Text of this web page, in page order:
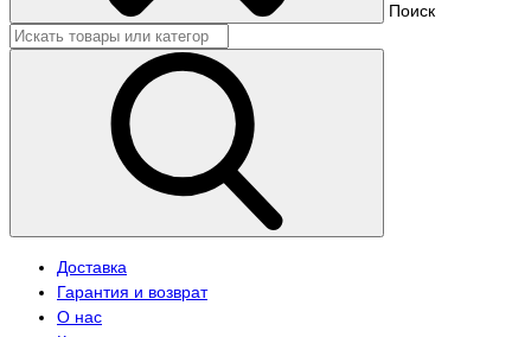
Поиск
Доставка
Гарантия и возврат
О нас